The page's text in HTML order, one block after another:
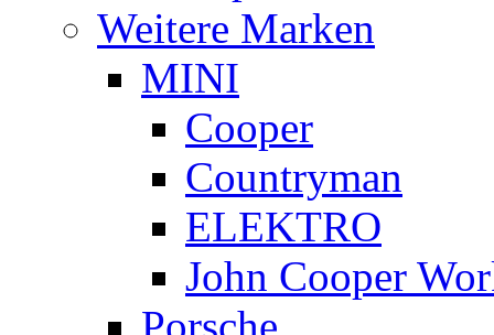
Weitere Marken
MINI
Cooper
Countryman
ELEKTRO
John Cooper